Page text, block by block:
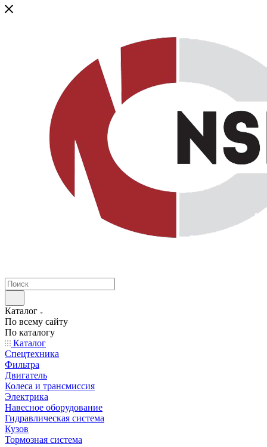
Каталог
По всему сайту
По каталогу
Каталог
Спецтехника
Фильтра
Двигатель
Колеса и трансмиссия
Электрика
Навесное оборудование
Гидравлическая система
Кузов
Тормозная система